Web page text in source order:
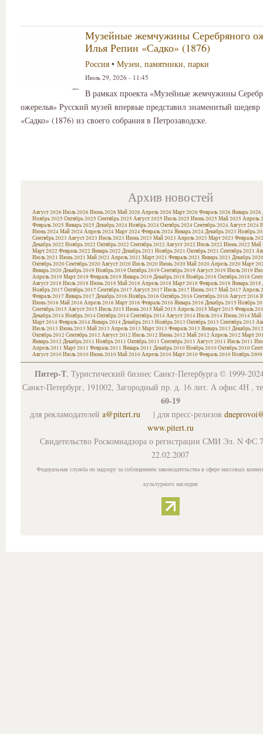
Музейные жемчужины Серебряного
Илья Репин «Садко» (1876)
Россия • Музеи, памятники, парки
Июль 29, 2026 - 11:45
В рамках проекта «Музейные жемчужины
ожерелья» Русский музей впервые представил знаменитый
«Садко» (1876) из своего собрания в Петрозаводске.
Архив новостей
Август 2026 Июль 2026 Июнь 2026 Май 2026 Апрель 2026 Март 2026 Февраль 2026 Январь 2026
Ноябрь 2025 Октябрь 2025 Сентябрь 2025 Август 2025 Июль 2025 Июнь 2025 Май 2025 Апрель
Февраль 2025 Январь 2025 Декабрь 2024Ноябрь 2024Октябрь 2024Сентябрь 2024Август 2024
Июнь 2024Май 2024Апрель 2024Март 2024Февраль 2024Январь 2024Декабрь 2023 Ноябрь
Сентябрь 2023 Август 2023 Июль 2023 Июнь 2023 Май 2023 Апрель 2023 Март 2023 Февраль
Декабрь 2022 Ноябрь 2022 Октябрь 2022 Сентябрь 2022 Август 2022 Июль 2022 Июнь 2022 Май
Март 2022 Февраль 2022 Январь 2022 Декабрь 2021 Ноябрь 2021 Октябрь 2021 Сентябрь 2021
Июль 2021 Июнь 2021 Май 2021 Апрель 2021 Март 2021 Февраль 2021 Январь 2021 Декабрь 2020
Октябрь 2020Сентябрь 2020Август 2020Июль 2020Июнь 2020Май 2020Апрель 2020Март
Январь 2020Декабрь 2019 Ноябрь 2019 Октябрь 2019 Сентябрь 2019 Август 2019 Июль 2019
Апрель 2019 Март 2019 Февраль 2019 Январь 2019 Декабрь 2018 Ноябрь 2018 Октябрь 2018
Август 2018 Июль 2018 Июнь 2018 Май 2018 Апрель 2018 Март 2018 Февраль 2018 Январь 2018
Ноябрь 2017 Октябрь 2017 Сентябрь 2017 Август 2017 Июль 2017 Июнь 2017 Май 2017 Апрель
Февраль 2017 Январь 2017 Декабрь 2016 Ноябрь 2016 Октябрь 2016 Сентябрь 2016 Август 2016
Июнь 2016 Май 2016 Апрель 2016 Март 2016 Февраль 2016 Январь 2016 Декабрь 2015 Ноябрь
Сентябрь 2015 Август 2015 Июль 2015 Июнь 2015 Май 2015 Апрель 2015 Март 2015 Февраль
Декабрь 2014Ноябрь 2014Октябрь 2014Сентябрь 2014Август 2014Июль 2014Июнь 2014Май
Март 2014Февраль 2014Январь 2014Декабрь 2013 Ноябрь 2013 Октябрь 2013 Сентябрь 2013
Июль 2013 Июнь 2013 Май 2013 Апрель 2013 Март 2013 Февраль 2013 Январь 2013 Декабрь 2012
Октябрь 2012 Сентябрь 2012 Август 2012 Июль 2012 Июнь 2012 Май 2012 Апрель 2012 Март
Январь 2012 Декабрь 2011 Ноябрь 2011 Октябрь 2011 Сентябрь 2011 Август 2011 Июль 2011
Апрель 2011 Март 2011 Февраль 2011 Январь 2011 Декабрь 2010Ноябрь 2010Октябрь 2010
Август 2010Июль 2010Июнь 2010Май 2010Апрель 2010Март 2010Февраль 2010Ноябрь 2009
Питер-Т, Туристический бизнес Санкт-Петербурга © 1999-
Санкт-Петербург, 191002, Загородный пр. д. 16 лит. А офис 4Н ,
60-19
для рекламодателей a@pitert.ru | для пресс-релизов
www.pitert.ru
Свидетельство Роскомнадзора о регистрации СМИ Эл. N ФС
22.02.2007
Федеральная служба по надзору за соблюдением законодательства в сфере массовых
культурного наследия